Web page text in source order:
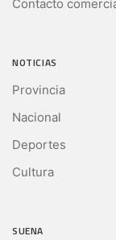
Contacto
NOTICIAS
Provincia
Nacional
Deportes
Cultura
SUENA